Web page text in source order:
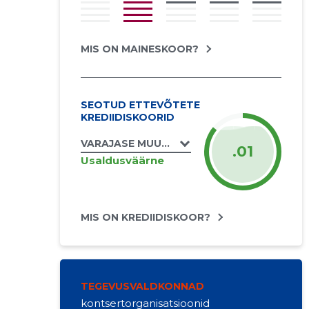
MIS ON MAINESKOOR?
SEOTUD ETTEVÕTETE
KREDIIDISKOORID
VARAJASE MUUSIKA STUUDIO CANTORES
Usaldusväärne .01
MIS ON KREDIIDISKOOR?
TEGEVUSVALDKONNAD
kontsertorganisatsioonid